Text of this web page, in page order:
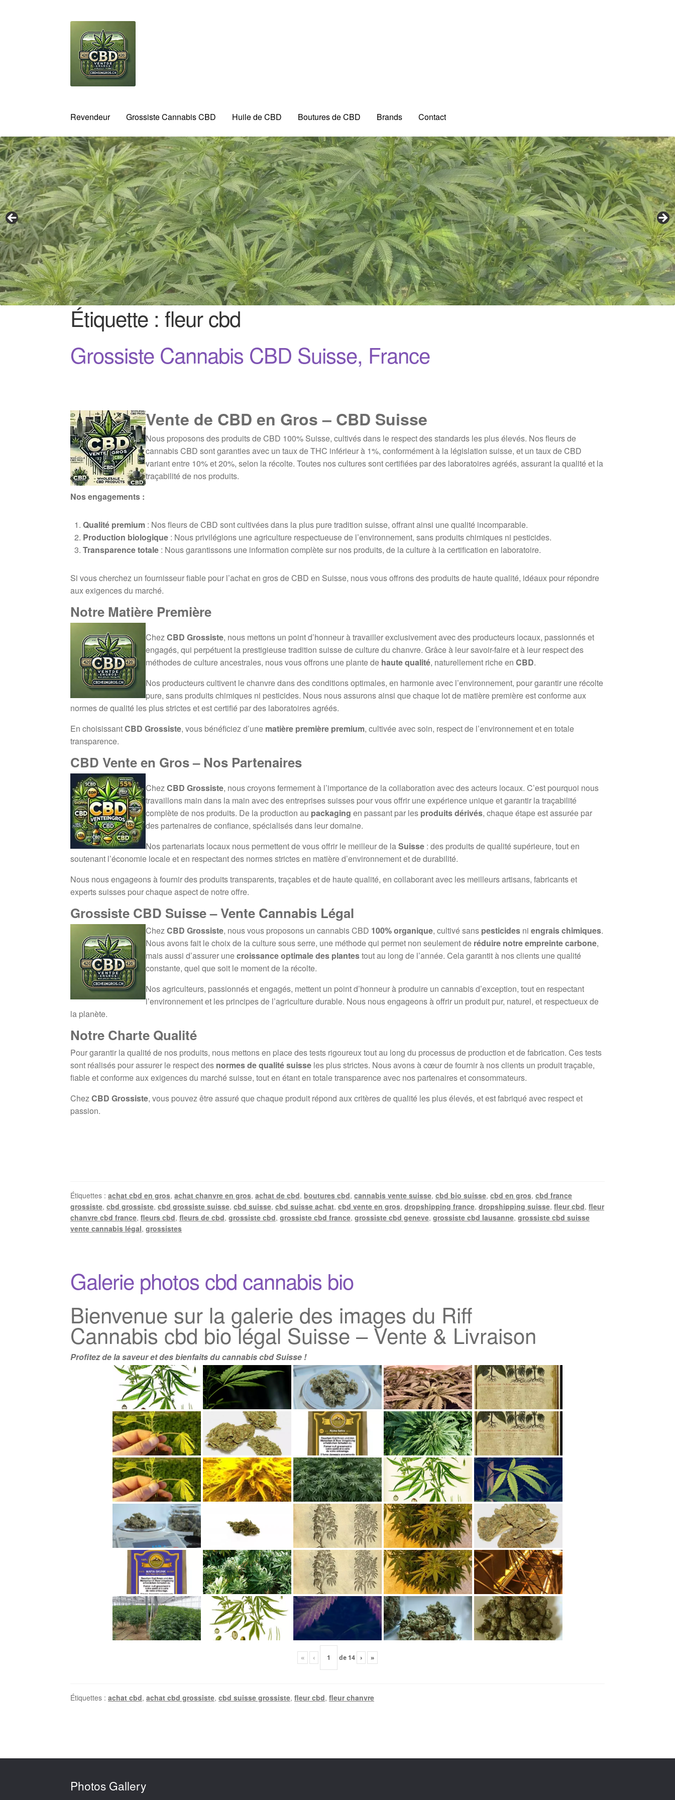
navigation
contenu
Revendeur Grossiste Cannabis CBD Huile de CBD Boutures de CBD Brands Contact
Étiquette :fleur cbd
Grossiste Cannabis CBD Suisse, France
Vente de CBD en Gros – CBD Suisse
Nous proposons des produits de CBD 100% Suisse, cultivés dans le respect des standards les plus élevés. Nos fleurs de
cannabis CBD sont garanties avec un taux de THC inférieur à 1%, conformément à la législation suisse, et un taux de CBD
variant entre 10% et 20%, selon la récolte. Toutes nos cultures sont certifiées par des laboratoires agréés, assurant la qualité et la
traçabilité de nos produits.
Nos engagements :
Qualité premium : Nos fleurs de CBD sont cultivées dans la plus pure tradition suisse, offrant ainsi une qualité incomparable.
Production biologique : Nous privilégions une agriculture respectueuse de l’environnement, sans produits chimiques ni pesticides.
Transparence totale : Nous garantissons une information complète sur nos produits, de la culture à la certification en laboratoire.
Si vous cherchez un fournisseur fiable pour l’achat en gros de CBD en Suisse, nous vous offrons des produits de haute qualité, idéaux pour répondre
aux exigences du marché.
Notre Matière Première
ChezCBD Grossiste, nous mettons un point d’honneur à travailler exclusivement avec des producteurs locaux, passionnés et
engagés, qui perpétuent la prestigieuse tradition suisse de culture du chanvre. Grâce à leur savoir-faire et à leur respect des
méthodes de culture ancestrales, nous vous offrons une plante de haute qualité, naturellement riche enCBD.
Nos producteurs cultivent le chanvre dans des conditions optimales, en harmonie avec l’environnement, pour garantir une récolte
pure, sans produits chimiques ni pesticides. Nous nous assurons ainsi que chaque lot de matière première est conforme aux
normes de qualité les plus strictes et est certifié par des laboratoires agréés.
En choisissantCBD Grossiste, vous bénéficiez d’une matière première premium, cultivée avec soin, respect de l’environnement et en totale
transparence.
CBD Vente en Gros – Nos Partenaires
ChezCBD Grossiste, nous croyons fermement à l’importance de la collaboration avec des acteurs locaux. C’est pourquoi nous
travaillons main dans la main avec des entreprises suisses pour vous offrir une expérience unique et garantir la traçabilité
complète de nos produits. De la production au packaging en passant par les produits dérivés, chaque étape est assurée par
des partenaires de confiance, spécialisés dans leur domaine.
Nos partenariats locaux nous permettent de vous offrir le meilleur de laSuisse : des produits de qualité supérieure, tout en
soutenant l’économie locale et en respectant des normes strictes en matière d’environnement et de durabilité.
Nous nous engageons à fournir des produits transparents, traçables et de haute qualité, en collaborant avec les meilleurs artisans, fabricants et
experts suisses pour chaque aspect de notre offre.
Grossiste CBD Suisse – Vente Cannabis Légal
ChezCBD Grossiste, nous vous proposons un cannabis CBD 100% organique, cultivé sans pesticides niengrais chimiques.
Nous avons fait le choix de la culture sous serre, une méthode qui permet non seulement de réduire notre empreinte carbone,
mais aussi d’assurer unecroissance optimale des plantestout au long de l’année. Cela garantit à nos clients une qualité
constante, quel que soit le moment de la récolte.
Nos agriculteurs, passionnés et engagés, mettent un point d’honneur à produire un cannabis d’exception, tout en respectant
l’environnement et les principes de l’agriculture durable. Nous nous engageons à offrir un produit pur, naturel, et respectueux de
la planète.
Notre Charte Qualité
Pour garantir la qualité de nos produits, nous mettons en place des tests rigoureux tout au long du processus de production et de fabrication. Ces tests
sont réalisés pour assurer le respect des normes de qualité suisse les plus strictes. Nous avons à cœur de fournir à nos clients un produit traçable,
fiable et conforme aux exigences du marché suisse, tout en étant en totale transparence avec nos partenaires et consommateurs.
ChezCBD Grossiste, vous pouvez être assuré que chaque produit répond aux critères de qualité les plus élevés, et est fabriqué avec respect et
passion.
Étiquettes :achat cbd en gros,achat chanvre en gros,achat de cbd,boutures cbd,cannabis vente suisse,cbd bio suisse,cbd en gros,cbd france
grossiste,cbd grossiste,cbd grossiste suisse,cbd suisse,cbd suisse achat,cbd vente en gros,dropshipping france,dropshipping suisse,fleur cbd,fleur
chanvre cbd france,fleurs cbd,fleurs de cbd,grossiste cbd,grossiste cbd france,grossiste cbd geneve,grossiste cbd lausanne,grossiste cbd suisse
vente cannabis légal,grossistes
Galerie photos cbd cannabis bio
Bienvenue sur la galerie des images du Riff
Cannabis cbd bio légal Suisse – Vente & Livraison
Profitez de la saveur et des bienfaits du cannabis cbd Suisse !
« ‹ de 14 › »
Étiquettes :achat cbd,achat cbd grossiste,cbd suisse grossiste,fleur cbd,fleur chanvre
Photos Gallery